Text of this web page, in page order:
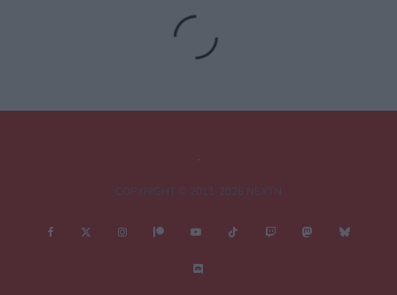
Tu dirección de correo electrónico no será publicada.